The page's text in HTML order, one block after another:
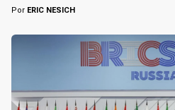
Por ERIC NESICH